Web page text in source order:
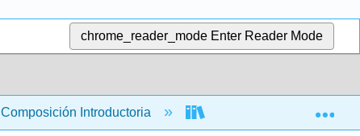
chrome_reader_mode Enter Reader Mode
Composición Introductoria Escribir o Izquierda